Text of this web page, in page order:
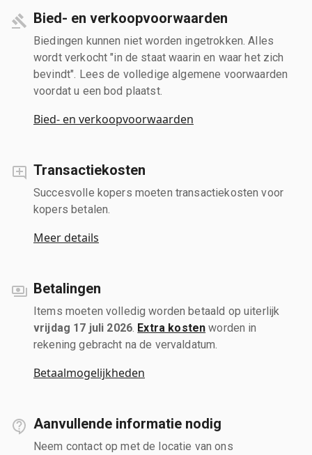
Bied- en verkoopvoorwaarden
Biedingen kunnen niet worden ingetrokken. Alles
wordt verkocht "in de staat waarin en waar het zich
bevindt". Lees de volledige algemene voorwaarden
voordat u een bod plaatst.
Bied- en verkoopvoorwaarden
Transactiekosten
Succesvolle kopers moeten transactiekosten voor
kopers betalen.
Meer details
Betalingen
Items moeten volledig worden betaald op uiterlijk
vrijdag 17 juli 2026 Extra kosten worden in
rekening gebracht na de vervaldatum.
Betaalmogelijkheden
Aanvullende informatie nodig
Neem contact op met de locatie van ons